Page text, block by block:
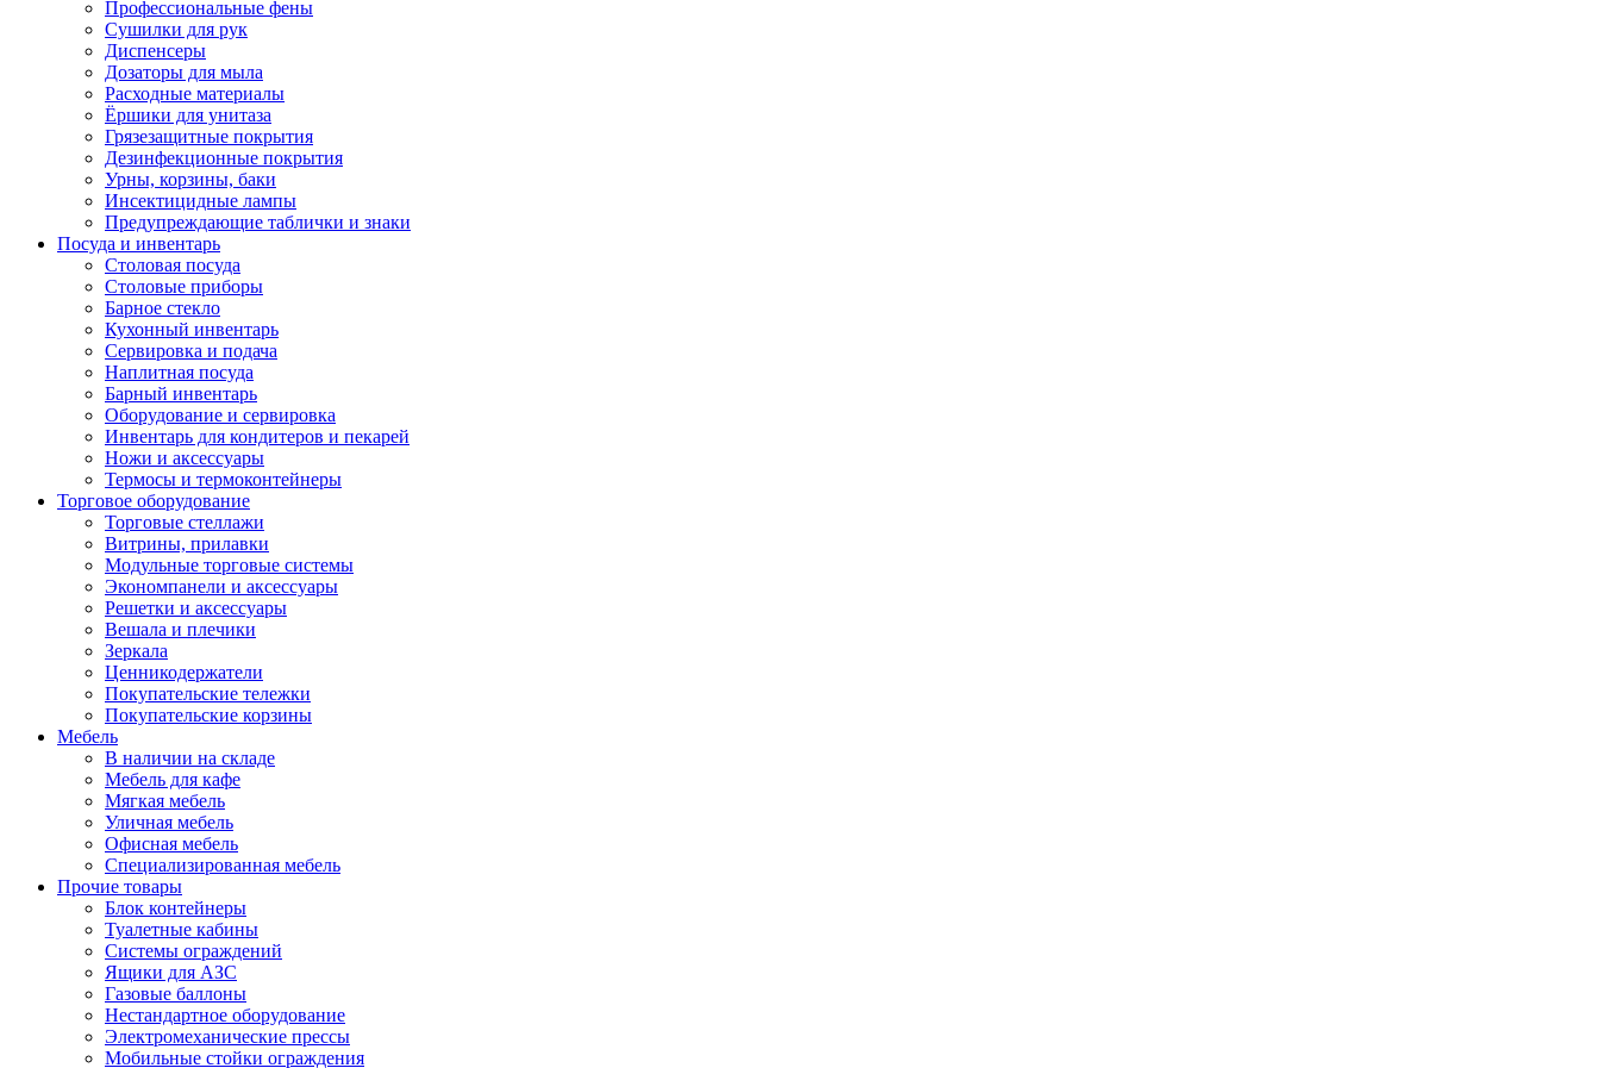
Профессиональные фены
Сушилки для рук
Диспенсеры
Дозаторы для мыла
Расходные материалы
Ёршики для унитаза
Грязезащитные покрытия
Дезинфекционные покрытия
Урны, корзины, баки
Инсектицидные лампы
Предупреждающие таблички и знаки
Посуда и инвентарь
Столовая посуда
Столовые приборы
Барное стекло
Кухонный инвентарь
Сервировка и подача
Наплитная посуда
Барный инвентарь
Оборудование и сервировка
Инвентарь для кондитеров и пекарей
Ножи и аксессуары
Термосы и термоконтейнеры
Торговое оборудование
Торговые стеллажи
Витрины, прилавки
Модульные торговые системы
Экономпанели и аксессуары
Решетки и аксессуары
Вешала и плечики
Зеркала
Ценникодержатели
Покупательские тележки
Покупательские корзины
Мебель
В наличии на складе
Мебель для кафе
Мягкая мебель
Уличная мебель
Офисная мебель
Специализированная мебель
Прочие товары
Блок контейнеры
Туалетные кабины
Системы ограждений
Ящики для АЗС
Газовые баллоны
Нестандартное оборудование
Электромеханические прессы
Мобильные стойки ограждения